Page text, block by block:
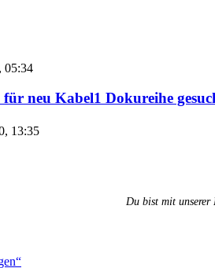
05:34
neu Kabel1 Dokureihe
13:35
Du bist mit